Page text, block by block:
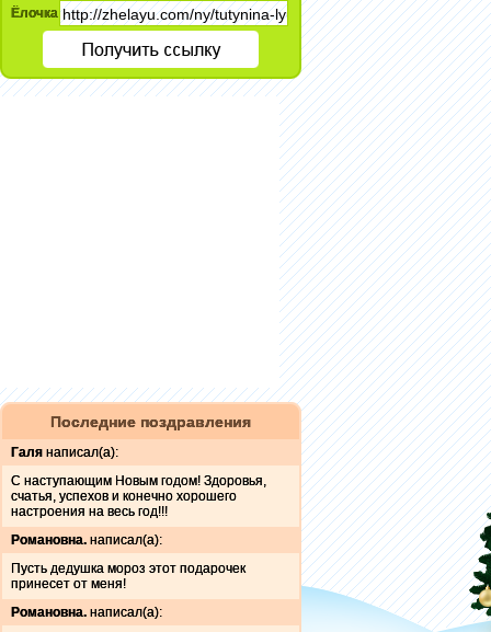
Ёлочка
Последние поздравления
Галя написал(а):
С наступающим Новым годом! Здоровья,
счатья, успехов и конечно хорошего
настроения на весь год!!!
Романовна. написал(а):
Пусть дедушка мороз этот подарочек
принесет от меня!
Романовна. написал(а):